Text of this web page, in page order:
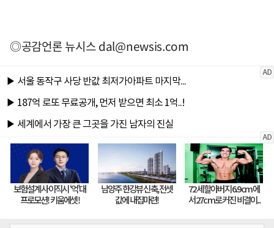
◎공감언론 뉴시스dal@newsis.com